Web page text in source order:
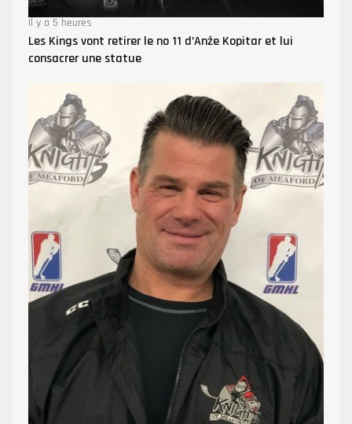
Il y a 5 heures
Les Kings vont retirer le no 11 d’Anže Kopitar et lui
consacrer une statue